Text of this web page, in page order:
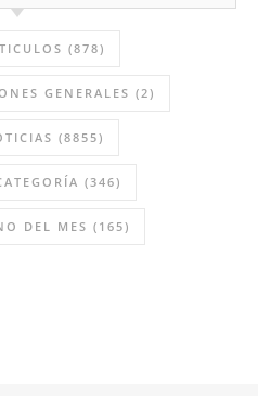
(878)
GENERALES (2)
(8855)
(346)
DEL MES (165)